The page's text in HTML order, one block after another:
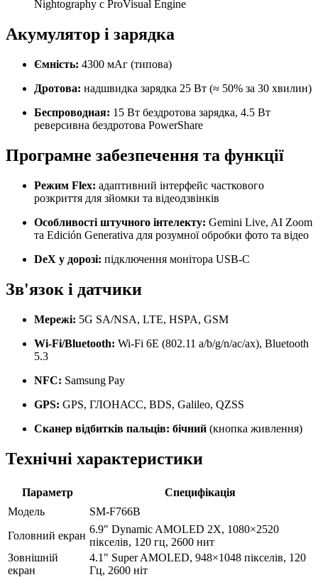
Nightography с ProVisual Engine
Акумулятор і зарядка
Ємність: 4300 мАг (типова)
Дротова: надшвидка зарядка 25 Вт (≈ 50% за 30 хвилин)
Беспроводная: 15 Вт бездротова зарядка, 4.5 Вт
реверсивна бездротова PowerShare
Програмне забезпечення та функції
Режим Flex: адаптивний інтерфейс часткового
розкриття для зйомки та відеодзвінків
Особливості штучного інтелекту: Gemini Live, AI Zoom
та Edición Generativa для розумної обробки фото та відео
DeX у дорозі: підключення монітора USB-C
Зв'язок і датчики
Мережі: 5G SA/NSA, LTE, HSPA, GSM
Wi-Fi/Bluetooth: Wi-Fi 6E (802.11 a/b/g/n/ac/ax), Bluetooth
5.3
NFC: Samsung Pay
GPS: GPS, ГЛОНАСС, BDS, Galileo, QZSS
Сканер відбитків пальців: бічний (кнопка живлення)
Технічні характеристики
Параметр
Специфікація
Модель
SM-F766B
Головний екран
6.9" Dynamic AMOLED 2X, 1080×2520
пікселів, 120 гц, 2600 нит
Зовнішній
екран
4.1" Super AMOLED, 948×1048 пікселів, 120
Гц, 2600 ніт